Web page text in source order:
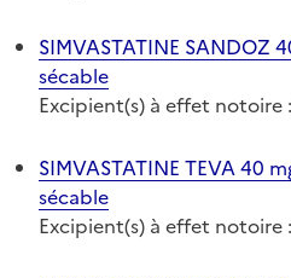
SIMVASTATINE SANDOZ
sécable
Excipient(s) à effet notoire
SIMVASTATINE TEVA 40
sécable
Excipient(s) à effet notoire